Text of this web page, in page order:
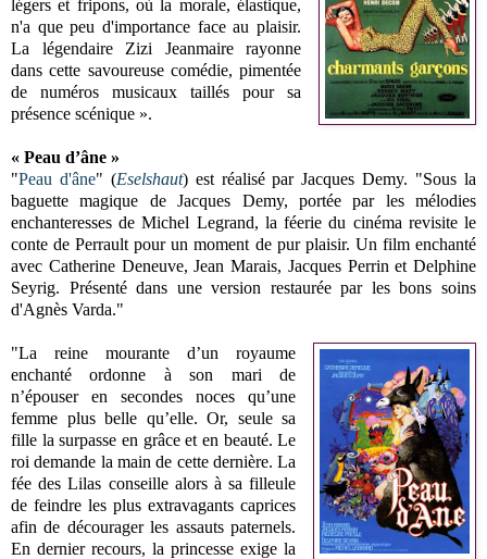
légers et fripons, où la morale, élastique,
n'a que peu d'importance face au plaisir.
La légendaire Zizi Jeanmaire rayonne
dans cette savoureuse comédie, pimentée
de numéros musicaux taillés pour sa
présence scénique ».
« Peau d’âne »
"Peau d'âne" (Eselshaut) est réalisé par Jacques Demy. "Sous la
baguette magique de Jacques Demy, portée par les mélodies
enchanteresses de Michel Legrand, la féerie du cinéma revisite le
conte de Perrault pour un moment de pur plaisir. Un film enchanté
avec Catherine Deneuve, Jean Marais, Jacques Perrin et Delphine
Seyrig. Présenté dans une version restaurée par les bons soins
d'Agnès Varda."
"La reine mourante d’un royaume
enchanté ordonne à son mari de
n’épouser en secondes noces qu’une
femme plus belle qu’elle. Or, seule sa
fille la surpasse en grâce et en beauté. Le
roi demande la main de cette dernière. La
fée des Lilas conseille alors à sa filleule
de feindre les plus extravagants caprices
afin de décourager les assauts paternels.
En dernier recours, la princesse exige la